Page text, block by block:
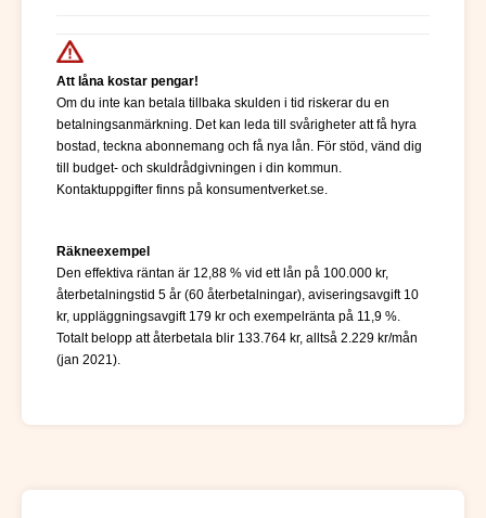
Att låna kostar pengar!
Om du inte kan betala tillbaka skulden i tid riskerar du en
betalningsanmärkning. Det kan leda till svårigheter att få hyra
bostad, teckna abonnemang och få nya lån. För stöd, vänd dig
till budget- och skuldrådgivningen i din kommun.
Kontaktuppgifter finns på konsumentverket.se.
Räkneexempel
Den effektiva räntan är 12,88 % vid ett lån på 100.000 kr,
återbetalningstid 5 år (60 återbetalningar), aviseringsavgift 10
kr, uppläggningsavgift 179 kr och exempelränta på 11,9 %.
Totalt belopp att återbetala blir 133.764 kr, alltså 2.229 kr/mån
(jan 2021).